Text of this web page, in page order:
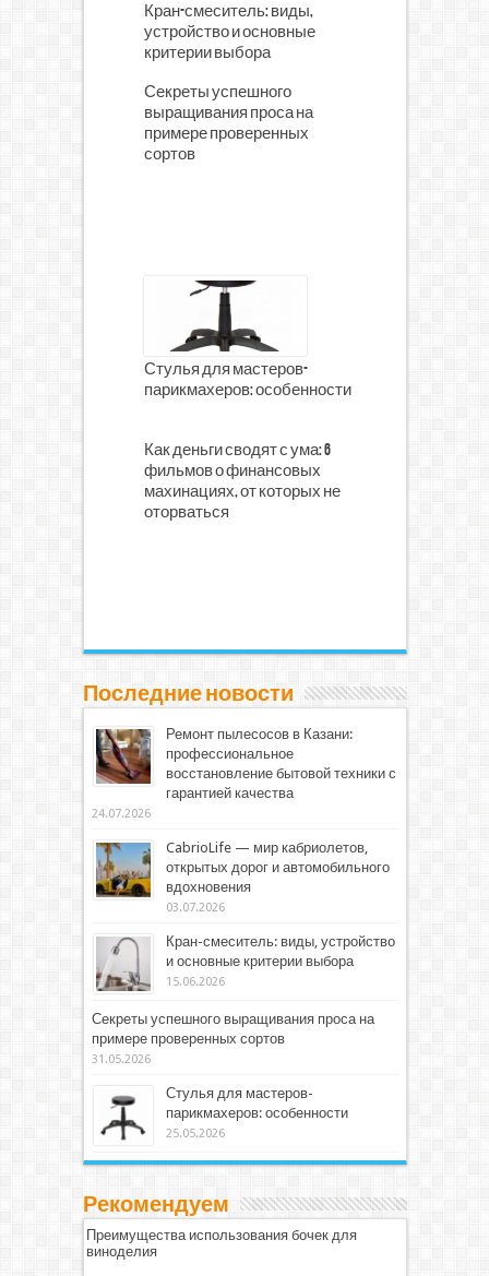
Кран-смеситель: виды,
устройство и основные
критерии выбора
Секреты успешного
выращивания проса на
примере проверенных
сортов
Стулья для мастеров-
парикмахеров: особенности
Как деньги сводят с ума: 6
фильмов о финансовых
махинациях, от которых не
оторваться
Последние новости
Ремонт пылесосов в Казани:
профессиональное
восстановление бытовой техники с
гарантией качества
24.07.2026
CabrioLife — мир кабриолетов,
открытых дорог и автомобильного
вдохновения
03.07.2026
Кран-смеситель: виды, устройство
и основные критерии выбора
15.06.2026
Секреты успешного выращивания проса на
примере проверенных сортов
31.05.2026
Стулья для мастеров-
парикмахеров: особенности
25.05.2026
Рекомендуем
Преимущества использования бочек для
виноделия